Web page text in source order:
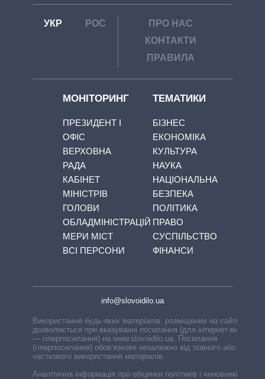
УКР РОС
ПРО НАС
КОНТАКТИ
ПРАВИЛА
МОНІТОРИНГ
ПРЕЗИДЕНТ І
ОФІС
ВЕРХОВНА
РАДА
КАБІНЕТ
МІНІСТРІВ
ГОЛОВИ
ОБЛАДМІНІСТРАЦІЙ
МЕРИ МІСТ
ВСІ ПЕРСОНИ
ТЕМАТИКИ
БІЗНЕС
ЕКОНОМІКА
КУЛЬТУРА
НАУКА
НАЦІОНАЛЬНА
БЕЗПЕКА
ПОЛІТИКА
ПРАВО
СУСПІЛЬСТВО
ФІНАНСИ
info@slovoidilo.ua
Використання будь-яких матеріалів, розміщених на сайті,
дозволяється при вказуванні посилання (для інтернет-видань
— гіперпосилання) на www.slovoidilo.ua. Посилання
(гіперпосилання) обов’язкове незалежно від повного або
часткового використання матеріалів.
Аналітична інформація про обіцянки політиків і чиновників,